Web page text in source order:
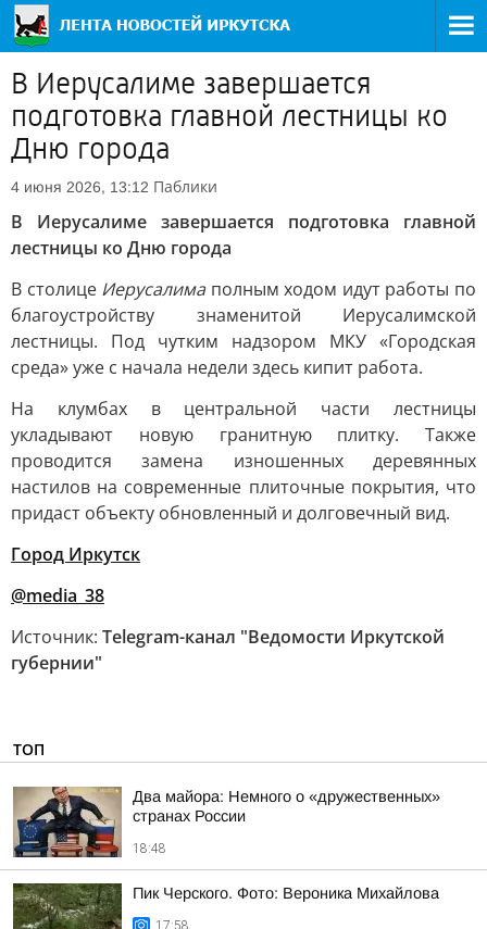
В Иерусалиме завершается
подготовка главной лестницы ко
Дню города
4 июня 2026, 13:12 Паблики
В Иерусалиме завершается подготовка главной
лестницы ко Дню города
В столице Иерусалимаполным ходом идут работы по
благоустройству знаменитой Иерусалимской
лестницы. Под чутким надзором МКУ «Городская
среда» уже с начала недели здесь кипит работа.
На клумбах в центральной части лестницы
укладывают новую гранитную плитку. Также
проводится замена изношенных деревянных
настилов на современные плиточные покрытия, что
придаст объекту обновленный и долговечный вид.
Город Иркутск
@media_38
Источник: Telegram-канал "Ведомости Иркутской
губернии"
ТОП
Два майора: Немного о «дружественных»
странах России
18:48
Пик Черского. Фото: Вероника Михайлова
17:58